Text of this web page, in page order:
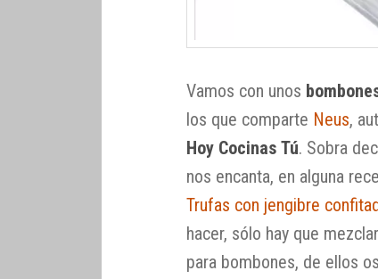
Vamos con unos
los que comparte Neus,
Hoy Cocinas Tú. Sobra
nos encanta, en alguna
Trufas con jengibre
hacer, sólo hay que
para bombones, de ellos